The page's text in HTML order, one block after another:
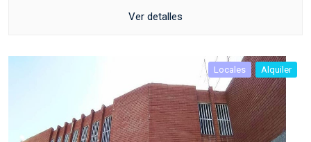
Ver detalles
Locales Alquiler